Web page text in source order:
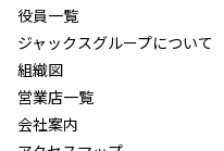
役員一覧
ジャックスグループについて
組織図
営業店一覧
会社案内